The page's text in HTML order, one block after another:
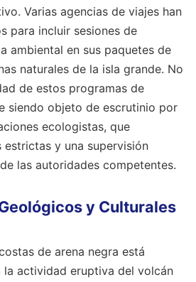
Varias agencias de viajes han
para incluir sesiones de
ambiental en sus paquetes de
naturales de la isla grande. No
de estos programas de
siendo objeto de escrutinio por
ecologistas, que
estrictas y una supervisión
las autoridades competentes.
y Culturales
de arena negra está
la actividad eruptiva del volcán